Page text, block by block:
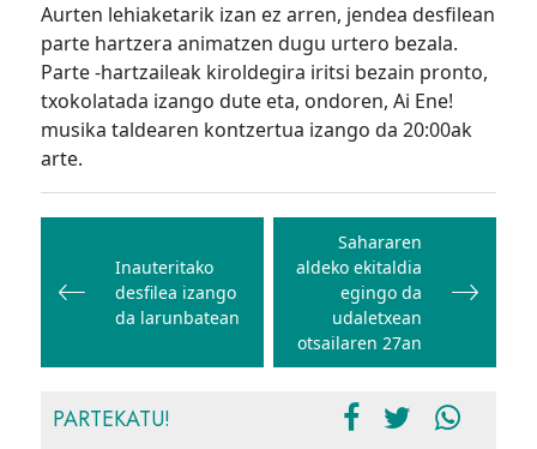
Aurten lehiaketarik izan ez arren, jendea desfilean
parte hartzera animatzen dugu urtero bezala.
Parte -hartzaileak kiroldegira iritsi bezain pronto,
txokolatada izango dute eta, ondoren, Ai Ene!
musika taldearen kontzertua izango da 20:00ak
arte.
Bidalketetan
nabigatuInauteritako
desfilea izango
da larunbatean
Sahararen
aldeko ekitaldia
egingo da
udaletxean
otsailaren 27an
PARTEKATU!